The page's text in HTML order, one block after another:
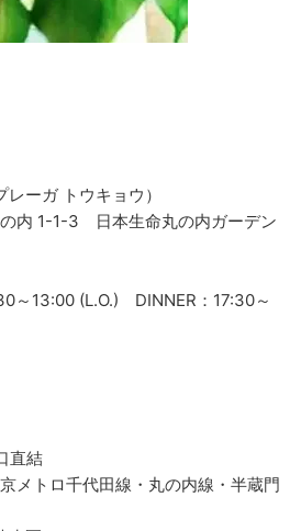
ーガ トウキョウ）
内 1-1-3 日本生命丸の内ガーデン
～13:00 (L.O.) DINNER：17:30～
直結
メトロ千代田線・丸の内線・半蔵門